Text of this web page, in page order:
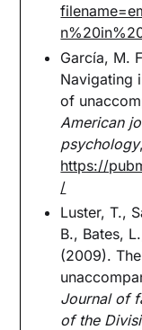
García, M.
Navigating
of
American
psychology,
https://
/
Luster, T.,
B., Bates,
(2009).
Journal of
of the